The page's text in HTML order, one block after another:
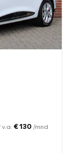
v.a. € 130 /mnd